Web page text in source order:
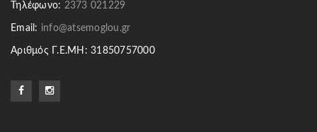
Τηλέφωνο: 2373 021229
Email: info@atsemoglou.gr
Αριθμός Γ.Ε.ΜΗ: 31850757000